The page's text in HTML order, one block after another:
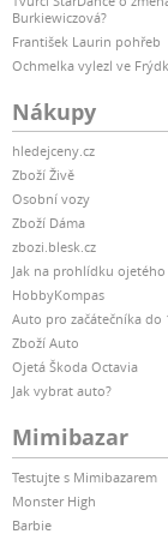
Burkiewiczová?
František Laurin pohřeb
Ochmelka vylezl ve
Nákupy
hledejceny.cz
Zboží Živě
Osobní vozy
Zboží Dáma
zbozi.blesk.cz
Jak na prohlídku ojetého
HobbyKompas
Auto pro začátečníka do
Zboží Auto
Ojetá Škoda Octavia
Jak vybrat auto?
Mimibazar
Testujte s Mimibazarem
Monster High
Barbie